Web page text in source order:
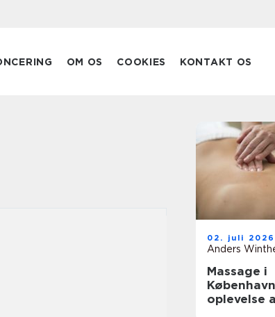
OM OS COOKIES KONTAKT OS
02. juli 2026
Anders
Massage i
oplevelse